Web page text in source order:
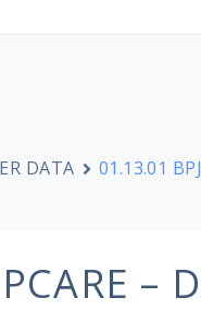
DATA 01.13.01
–